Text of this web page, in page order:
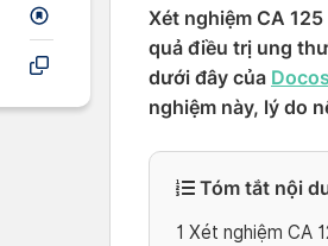
Xét nghiệm CA
quả điều trị ung
dưới đây của
nghiệm này, lý do
Tóm tắt nội
1 Xét nghiệm CA